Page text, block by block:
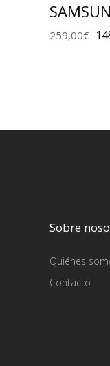
259,00€
Sobre
Quiénes
Contacto